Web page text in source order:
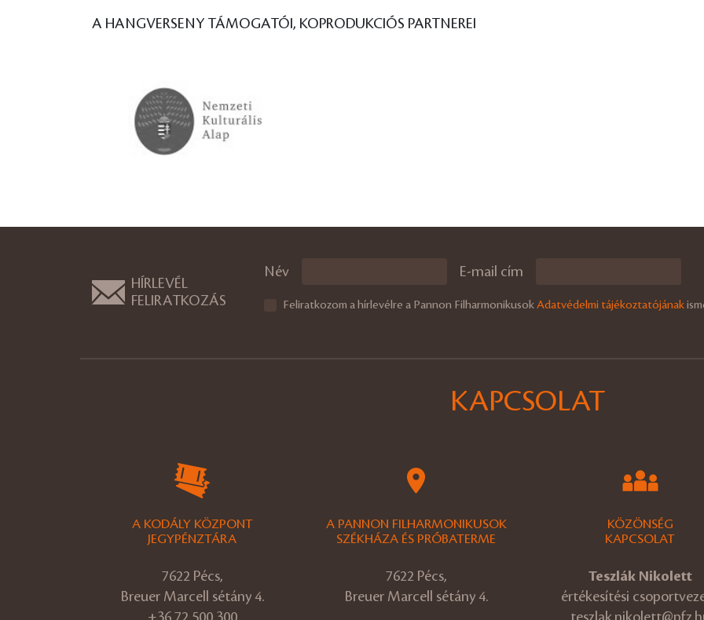
A HANGVERSENY TÁMOGATÓI, KOPRODUKCIÓS PARTNEREI
HÍRLEVÉL
FELIRATKOZÁS
Név E-mail cím
Feliratkozom a hírlevélre a Pannon FilharmonikusokAdatvédelmi tájékoztatójának
KAPCSOLAT
A KODÁLY KÖZPONT
JEGYPÉNZTÁRA
7622 Pécs,
Breuer Marcell sétány 4.
+36 72 500 300
A PANNON FILHARMONIKUSOK
SZÉKHÁZA ÉS PRÓBATERME
7622 Pécs,
Breuer Marcell sétány 4.
KÖZÖNSÉG
KAPCSOLAT
Teszlák Nikolett
értékesítési